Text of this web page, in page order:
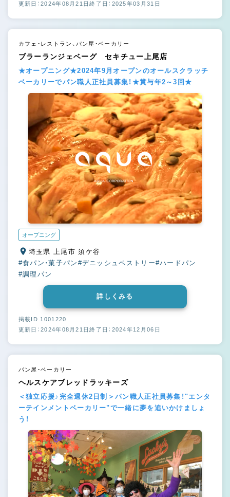
更新日：2024年08月21日終了日：2025年03月31日
カフェ・レストラン、パン屋・ベーカリー
ブラーランジェベーグ セキチュー上尾店
★オープニング★2024年9月オープンのオールスクラッチ
ベーカリーでパン職人正社員募集！★賞与年2～3回★
オープニング
埼玉県 上尾市 須ケ谷
#食パン・菓子パン #デニッシュペストリー#ハードパン
#調理パン
詳しくみる
掲載ID 1001220
更新日：2024年08月21日終了日：2024年12月06日
パン屋・ベーカリー
ヘルスケアブレッドラッキーズ
＜独立応援♪完全週休2日制＞パン職人正社員募集！"エンタ
ーテインメントベーカリー"で一緒に夢を追いかけましょ
う！